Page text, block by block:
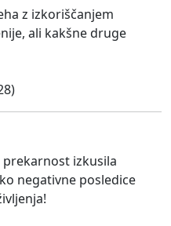
z izkoriščanjem
ali kakšne druge
izkusila
negativne posledice